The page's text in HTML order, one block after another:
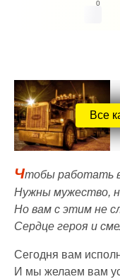
0
Все
Чтобы работать
Нужны мужество,
Но вам с этим не
Сердце героя и
Сегодня вам
И мы желаем вам